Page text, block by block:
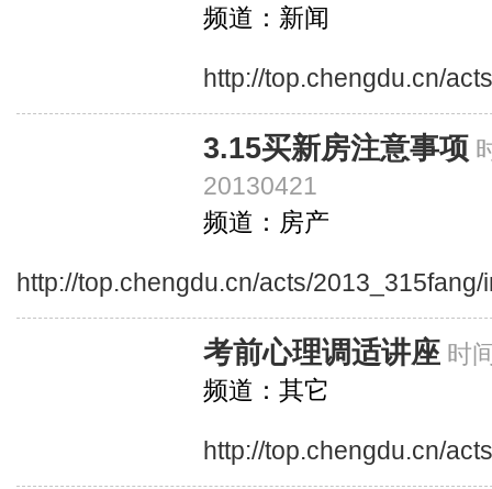
频道：新闻
http://top.chengdu.cn/
3.15买新房注意事项
20130421
频道：房产
http://top.chengdu.cn/acts/2013_315fang/
考前心理调适讲座 时
频道：其它
http://top.chengdu.cn/